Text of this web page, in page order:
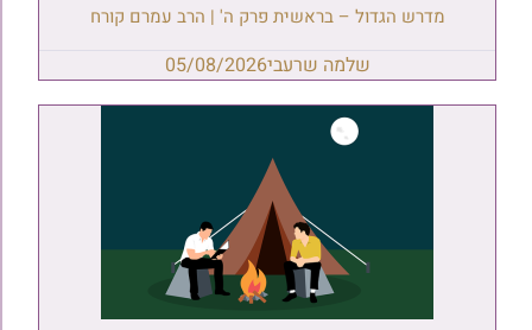
מדרש הגדול – בראשית פרק ה' | הרב עמרם קורח
שלמה שרעבי05/08/2026